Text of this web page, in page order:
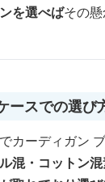
を選べばその
ースでの選び
カーディガン
混・コットン